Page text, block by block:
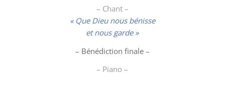
– Chant –
« Que Dieu nous bénisse
et nous garde »
– Bénédiction finale –
– Piano –